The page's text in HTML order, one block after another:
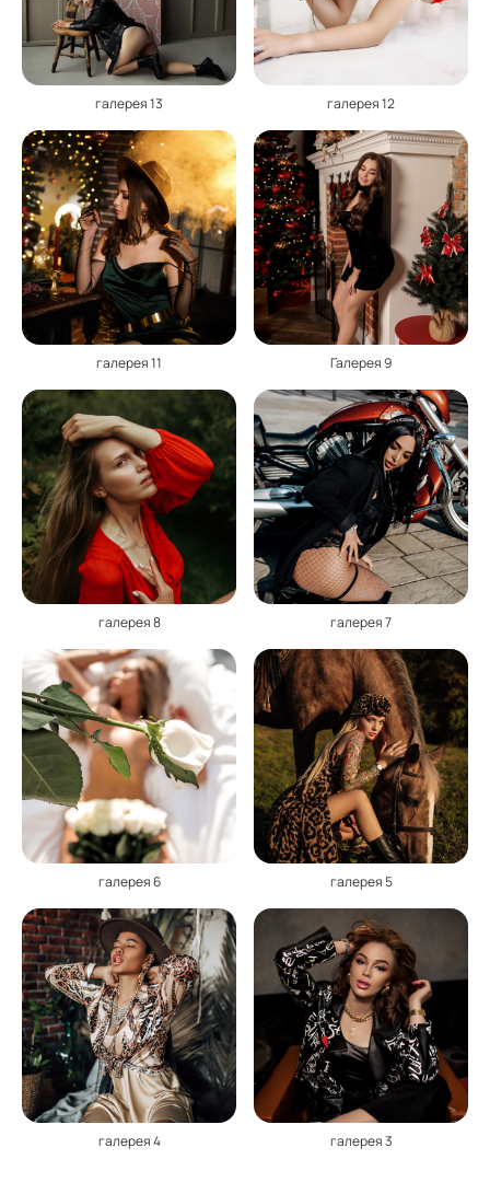
галерея 13 галерея 12
галерея 11 Галерея 9
галерея 8 галерея 7
галерея 6 галерея 5
галерея 4 галерея 3